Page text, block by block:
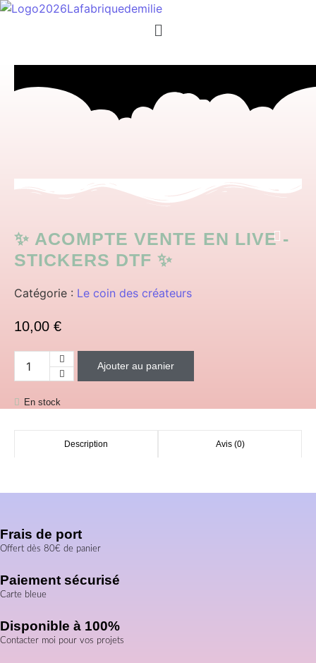
Menu
✨ ACOMPTE VENTE EN LIVE -
STICKERS DTF ✨
Catégorie : Le coin des créateurs
10,00 €
quantité de ✨ Acompte Vente en live - Stickers
Ajouter au panier
En stock
Description Avis (0)
Frais de port
Offert dès 80€ de panier
Paiement sécurisé
Carte bleue
Disponible à 100%
Contacter moi pour vos projets